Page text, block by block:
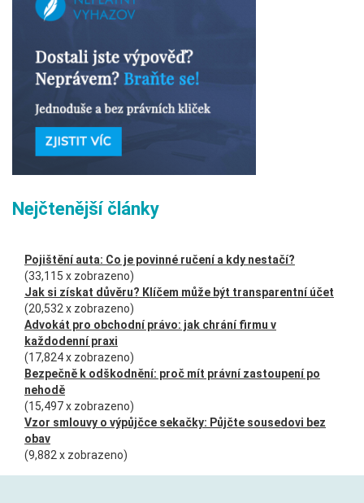
Nejčtenější články
Pojištění auta: Co je povinné ručení a kdy nestačí?
(33,115 x zobrazeno)
Jak si získat důvěru? Klíčem může být transparentní účet
(20,532 x zobrazeno)
Advokát pro obchodní právo: jak chrání firmu v
každodenní praxi
(17,824 x zobrazeno)
Bezpečně k odškodnění: proč mít právní zastoupení po
nehodě
(15,497 x zobrazeno)
Vzor smlouvy o výpůjčce sekačky: Půjčte sousedovi bez
obav
(9,882 x zobrazeno)